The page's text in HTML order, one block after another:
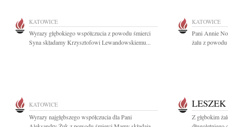
KATOWICE
Wyrazy głębokiego współczucia z powodu śmierci
Syna składamy Krzysztofowi Lewandowskiemu...
KATOWICE
Pani Annie
żalu z
KATOWICE
Wyrazy najgłębszego współczucia dla Pani
Z głębokim